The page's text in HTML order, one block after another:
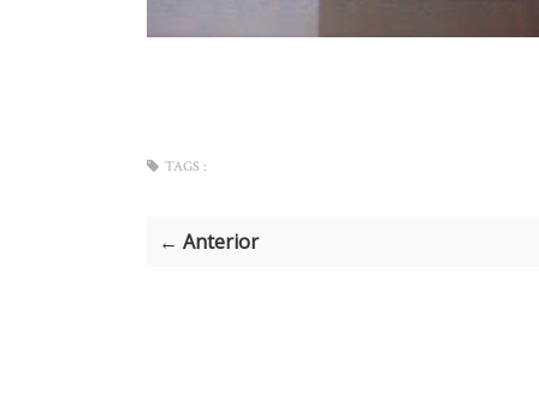
TAGS :
← Anterior